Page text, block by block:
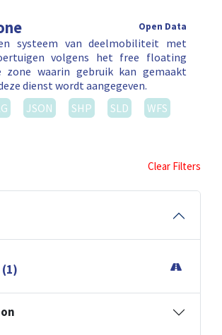
Open Data
systeem van deelmobiliteit met
volgens het free floating
zone waarin gebruik kan gemaakt
dienst wordt aangegeven.
JSON SHP SLD
WFS
Clear Filters